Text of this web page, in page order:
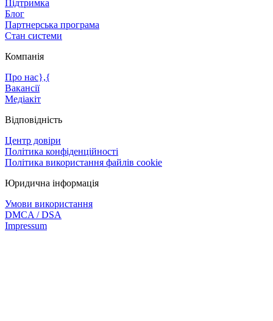
Підтримка
Блог
Партнерська програма
Стан системи
Компанія
Про нас},{
Вакансії
Медіакіт
Відповідність
Центр довіри
Політика конфіденційності
Політика використання файлів cookie
Юридична інформація
Умови використання
DMCA / DSA
Impressum